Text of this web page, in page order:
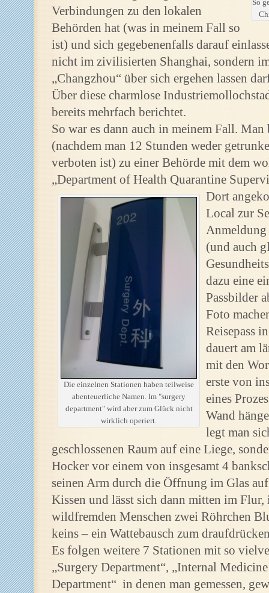
So
Verbindungen zu den lokalen
Behörden hat (was in meinem Fall so
ist) und sich gegebenenfalls darauf
nicht im zivilisierten Shanghai, sondern
„Changzhou“ über sich ergehen lassen
Über diese charmlose
bereits mehrfach berichtet.
So war es dann auch in meinem Fall.
(nachdem man 12 Stunden weder
verboten ist) zu einer Behörde mit dem
„Department of Health Quarantine
Die einzelnen Stationen haben teilweise
abenteuerliche Namen. Im "surgery
department" wird aber zum Glück nicht
wirklich operiert.
Dort
Local zur
Anmeldung
(und auch
dazu eine
Passbilder
Foto
Reisepass
dauert am
mit den
erste von
eines
Wand
legt man
geschlossenen Raum auf eine Liege,
Hocker vor einem von insgesamt 4
seinen Arm durch die Öffnung im Glas
Kissen und lässt sich dann mitten im
wildfremden Menschen zwei Röhrchen
keins – ein Wattebausch zum
Es folgen weitere 7 Stationen mit so
„Surgery Department“, „Internal
Department“ in denen man gemessen,